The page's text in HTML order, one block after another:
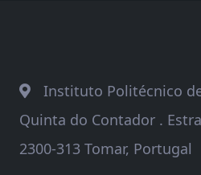
Instituto Politécnico
Quinta do Contador .
2300-313 Tomar, Portugal